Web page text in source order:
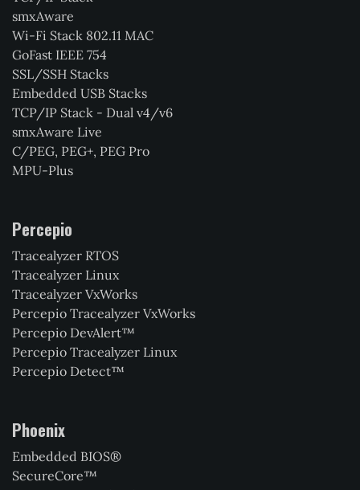
smxAware
Wi-Fi Stack 802.11 MAC
GoFast IEEE 754
SSL/SSH Stacks
Embedded USB Stacks
TCP/IP Stack - Dual v4/v6
smxAware Live
C/PEG, PEG+, PEG Pro
MPU-Plus
Percepio
Tracealyzer RTOS
Tracealyzer Linux
Tracealyzer VxWorks
Percepio Tracealyzer VxWorks
Percepio DevAlert™
Percepio Tracealyzer Linux
Percepio Detect™
Phoenix
Embedded BIOS®
SecureCore™